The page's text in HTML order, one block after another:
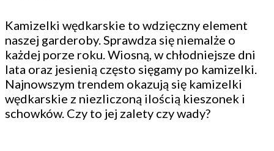
Kamizelki wędkarskie to wdzięczny element
naszej garderoby. Sprawdza się niemalże o
każdej porze roku. Wiosną, w chłodniejsze dni
lata oraz jesienią często sięgamy po kamizelki.
Najnowszym trendem okazują się kamizelki
wędkarskie z niezliczoną ilością kieszonek i
schowków. Czy to jej zalety czy wady?